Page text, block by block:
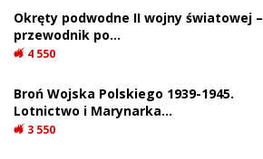
Okręty podwodne II wojny światowej –
przewodnik po…
4 550
Broń Wojska Polskiego 1939-1945.
Lotnictwo i Marynarka…
3 550